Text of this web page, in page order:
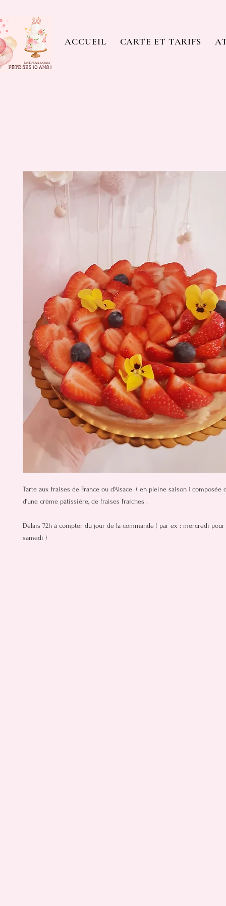
ACCUEIL CARTE ET TARIFS
Tarte aux fraises de France ou d'Alsace ( en pleine saison ) composée
d'une crème pâtissière, de fraises fraîches .
Délais 72h à compter du jour de la commande ( par ex : mercredi
samedi )